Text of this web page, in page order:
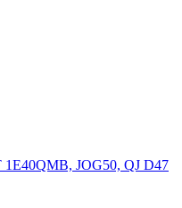
1E40QMB, JOG50, QJ D47